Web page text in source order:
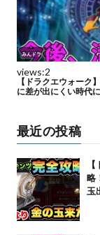
最近の投稿
略
玉